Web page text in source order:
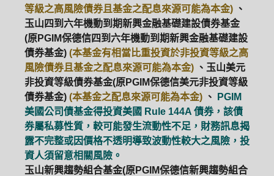
等級之高風險債券且基金之配息來源可能為本金) 、
玉山四到六年機動到期新興金融基礎建設債券基金
(原PGIM保德信四到六年機動到期新興金融基礎建設
債券基金) (本基金有相當比重投資於非投資等級之高
風險債券且基金之配息來源可能為本金) 、玉山美元
非投資等級債券基金(原PGIM保德信美元非投資等級
債券基金) (本基金之配息來源可能為本金) 、
PGIM
美國公司債基金得投資美國 Rule 144A 債券，該債
券屬私募性質，較可能發生流動性不足，財務訊息揭
露不完整或因價格不透明導致波動性較大之風險，投
資人須留意相關風險。
玉山新興趨勢組合基金(原PGIM保德信新興趨勢組合